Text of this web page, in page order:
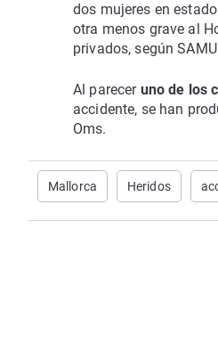
dos mujeres en
otra menos grave al
privados, según
Al parecer uno de los
accidente, se han
Oms.
Mallorca Heridos